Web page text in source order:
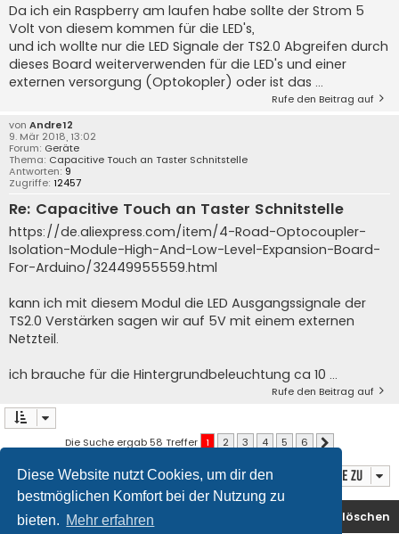
Diese Website nutzt Cookies, um dir den
bestmöglichen Komfort bei der Nutzung zu
bieten. Mehr erfahren
Da ich ein Raspberry am laufen habe sollte der Strom 5
Volt von diesem kommen für die LED's,
und ich wollte nur die LED Signale der TS2.0 Abgreifen durch
dieses Board weiterverwenden für die LED's und einer
externen versorgung (Optokopler) oder ist das ...
Rufe den Beitrag auf
von Andre12
9. Mär 2018, 13:02
Forum: Geräte
Thema: Capacitive Touch an Taster Schnitstelle
Antworten: 9
Zugriffe: 12457
Re: Capacitive Touch an Taster Schnitstelle
https://de.aliexpress.com/item/4-Road-Optocoupler-
Isolation-Module-High-And-Low-Level-Expansion-Board-
For-Arduino/32449955559.html
kann ich mit diesem Modul die LED Ausgangssignale der
TS2.0 Verstärken sagen wir auf 5V mit einem externen
Netzteil.
ich brauche für die Hintergrundbeleuchtung ca 10 ...
Rufe den Beitrag auf
Die Suche ergab 58 Treffer 1 2 3 4 5 6
Gehe zu
Startseite Foren-Übersicht Alle Cookies löschen